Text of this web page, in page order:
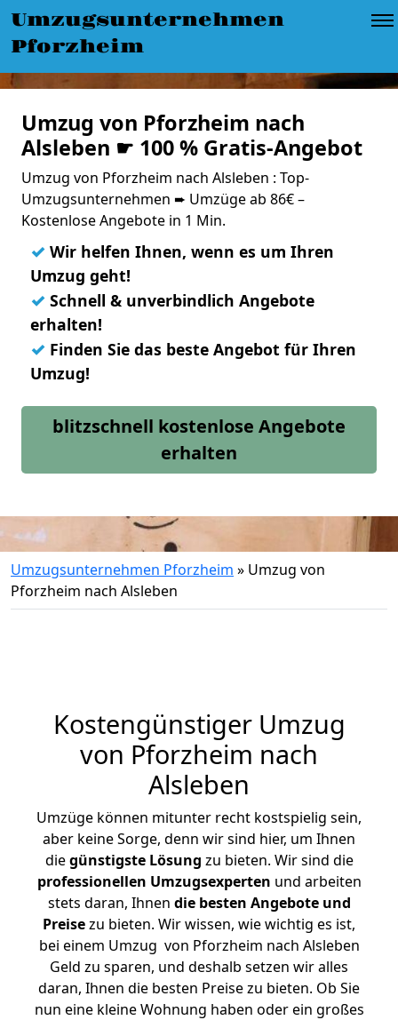
Umzugsunternehmen
Pforzheim
Umzug von Pforzheim nach
Alsleben ☛ 100 % Gratis-Angebot
Umzug von Pforzheim nach Alsleben : Top-
Umzugsunternehmen ➨ Umzüge ab 86€ –
Kostenlose Angebote in 1 Min.
✓ Wir helfen Ihnen, wenn es um Ihren
Umzug geht!
✓ Schnell & unverbindlich Angebote
erhalten!
✓ Finden Sie das beste Angebot für Ihren
Umzug!
blitzschnell kostenlose Angebote
erhalten
Umzugsunternehmen Pforzheim » Umzug von
Pforzheim nach Alsleben
Kostengünstiger Umzug
von Pforzheim nach
Alsleben
Umzüge können mitunter recht kostspielig sein,
aber keine Sorge, denn wir sind hier, um Ihnen
diegünstigste Lösung zu bieten. Wir sind die
professionellen Umzugsexperten und arbeiten
stets daran, Ihnen die besten Angebote und
Preisezu bieten. Wir wissen, wie wichtig es ist,
bei einem Umzug von Pforzheim nach Alsleben
Geld zu sparen, und deshalb setzen wir alles
daran, Ihnen die besten Preise zu bieten. Ob Sie
nun eine kleine Wohnung haben oder ein großes